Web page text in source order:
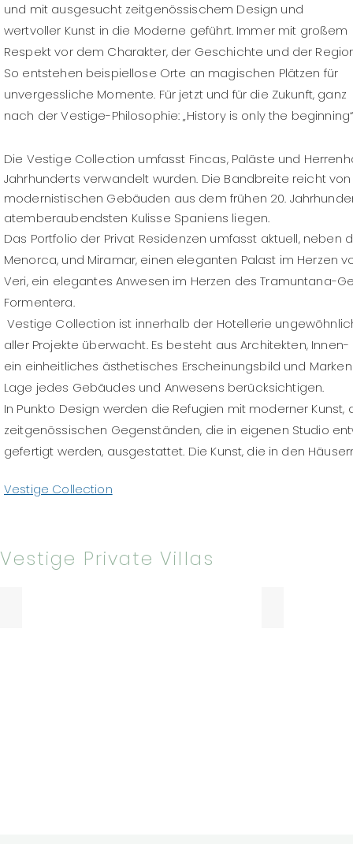
und mit ausgesucht zeitgenössischem Design und
wertvoller Kunst in die Moderne geführt. Immer mit großem
Respekt vor dem Charakter, der Geschichte und der
So entstehen beispiellose Orte an magischen Plätzen für
unvergessliche Momente. Für jetzt und für die Zukunft, ganz
nach der Vestige-Philosophie: „History is only the
Die Vestige Collection umfasst Fincas, Paläste und
Jahrhunderts verwandelt wurden. Die Bandbreite reicht
modernistischen Gebäuden aus dem frühen 20.
atemberaubendsten Kulisse Spaniens liegen.
Das Portfolio der Privat Residenzen umfasst aktuell,
Menorca, und Miramar, einen eleganten Palast im Herzen
Veri, ein elegantes Anwesen im Herzen des Tramuntana-
Formentera.
Vestige Collection ist innerhalb der Hotellerie
aller Projekte überwacht. Es besteht aus Architekten,
ein einheitliches ästhetisches Erscheinungsbild und
Lage jedes Gebäudes und Anwesens berücksichtigen.
In Punkto Design werden die Refugien mit moderner
zeitgenössischen Gegenständen, die in eigenen Studio
gefertigt werden, ausgestattet. Die Kunst, die in den
Vestige Collection
Vestige Private Villas